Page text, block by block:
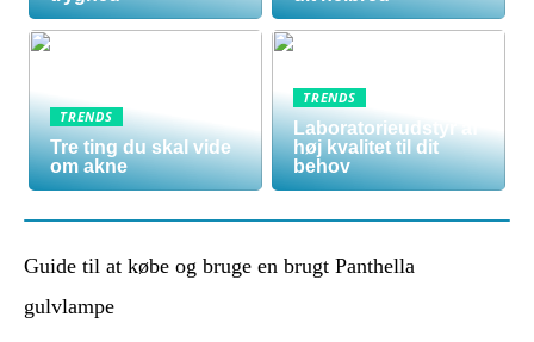
TRENDS
Tre ting du skal vide
om akne
TRENDS
Laboratorieudstyr af
høj kvalitet til dit
behov
Guide til at købe og bruge en brugt Panthella
gulvlampe